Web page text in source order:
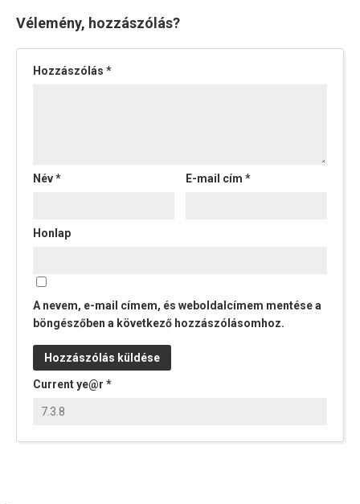
Vélemény, hozzászólás?
Hozzászólás *
Név* E-mail cím*
Honlap
A nevem, e-mail címem, és weboldalcímem mentése a
böngészőben a következő hozzászólásomhoz.
Current ye@r *